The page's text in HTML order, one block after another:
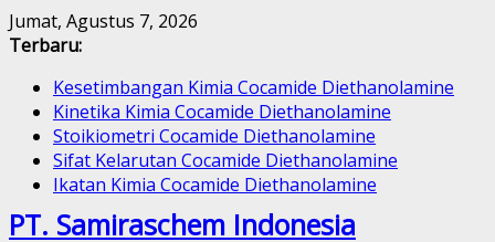
Skip
to
Jumat, Agustus 7, 2026
Terbaru:
Kesetimbangan Kimia Cocamide Diethanolamine
Kinetika Kimia Cocamide Diethanolamine
Stoikiometri Cocamide Diethanolamine
Sifat Kelarutan Cocamide Diethanolamine
Ikatan Kimia Cocamide Diethanolamine
PT. Samiraschem Indonesia